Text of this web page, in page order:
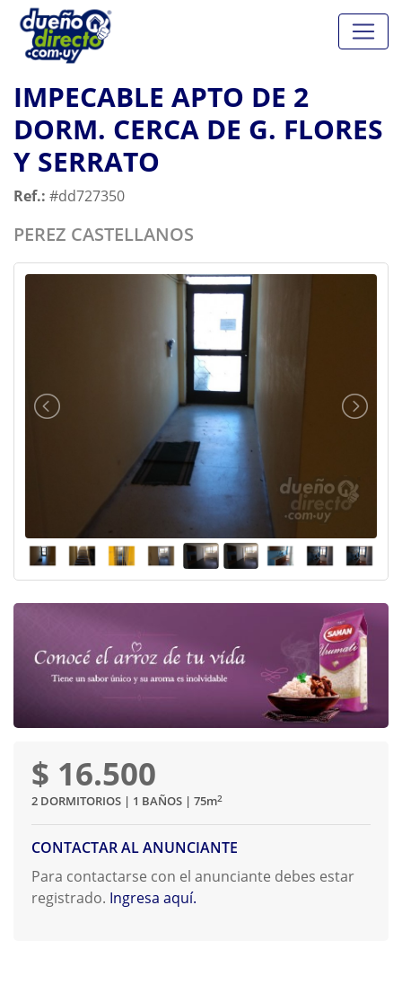
IMPECABLE APTO DE 2
DORM. CERCA DE G. FLORES
Y SERRATO
Ref.: #dd727350
PEREZ CASTELLANOS
$ 16.500
2 DORMITORIOS | 1 BAÑOS | 75m2
CONTACTAR AL ANUNCIANTE
Para contactarse con el anunciante debes estar
registrado. Ingresa aquí.